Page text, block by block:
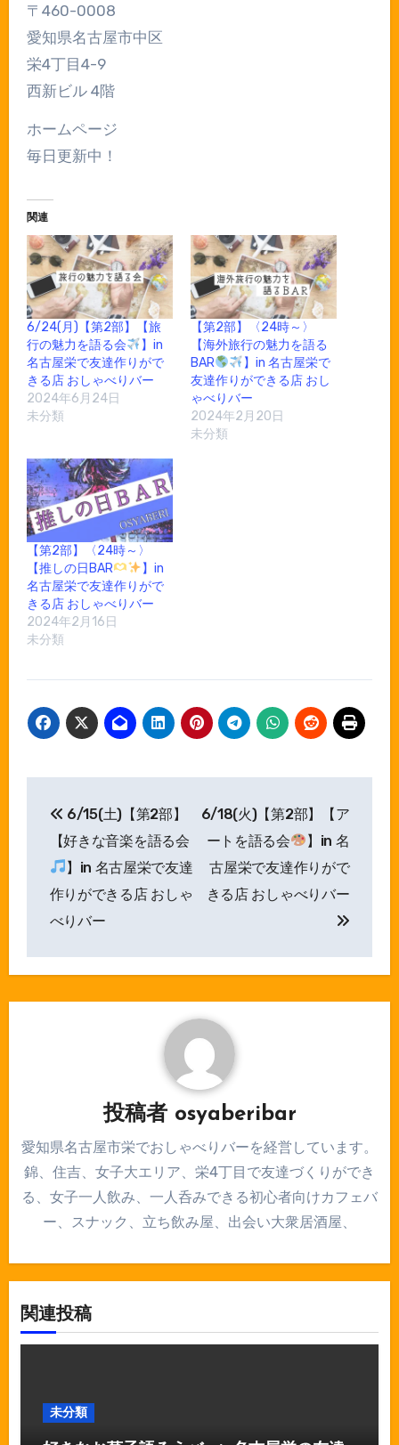
〒460-0008
愛知県名古屋市中区
栄4丁目4-9
西新ビル 4階
ホームページ
毎日更新中！
関連
6/24(月)【第2部】【旅
行の魅力を語る会
】in
名古屋栄で友達作りがで
きる店 おしゃべりバー
2024年6月24日
未分類
【第2部】〈24時～〉
【海外旅行の魅力を語る
BAR
】in 名古屋栄で
友達作りができる店 おし
ゃべりバー
2024年2月20日
未分類
【第2部】〈24時～〉
【推しの日BAR
】in
名古屋栄で友達作りがで
きる店 おしゃべりバー
2024年2月16日
未分類
ナ
ビ
ー
6/15(土)【第2部】
【好きな音楽を語る会
】in 名古屋栄で友達
作りができる店 おしゃ
べりバー
6/18(火)【第2部】【ア
ートを語る会
】in 名
古屋栄で友達作りがで
きる店 おしゃべりバー
投稿者 osyaberibar
愛知県名古屋市栄でおしゃべりバーを経営しています。
錦、住吉、女子大エリア、栄4丁目で友達づくりができ
る、女子一人飲み、一人呑みできる初心者向けカフェバ
ー、スナック、立ち飲み屋、出会い大衆居酒屋、
関連投稿
未分類